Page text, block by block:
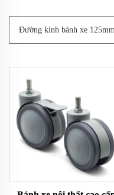
Đường kính bánh xe